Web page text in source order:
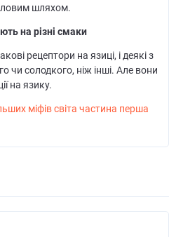
шляхом.
на різні смаки
рецептори на язиці, і деякі з
чи солодкого, ніж інші. Але вони
на язику.
міфів світа частина перша